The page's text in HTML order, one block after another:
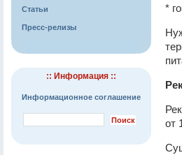
Статьи
Пресс-релизы
:: Информация ::
Информационное соглашение
*
от